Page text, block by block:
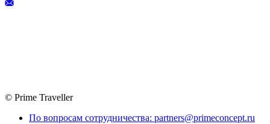
© Prime Traveller
По вопросам сотрудничества: partners@primeconcept.ru